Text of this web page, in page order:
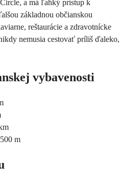
a má ľahký prístup k
základnou občianskou
reštaurácie a zdravotnícke
nemusia cestovať príliš ďaleko,
vybavenosti
m